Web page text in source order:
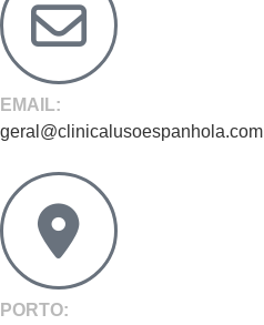
EMAIL:
geral@clinicalusoespanhola.com
PORTO: